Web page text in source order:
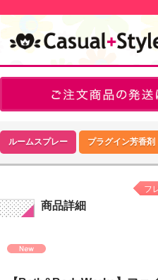
ルームスプレー プラグイン芳香剤
商品詳細
フ